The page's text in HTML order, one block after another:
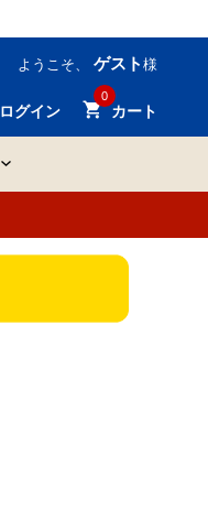
ようこそ、 ゲスト 様
ログイン
0
カート